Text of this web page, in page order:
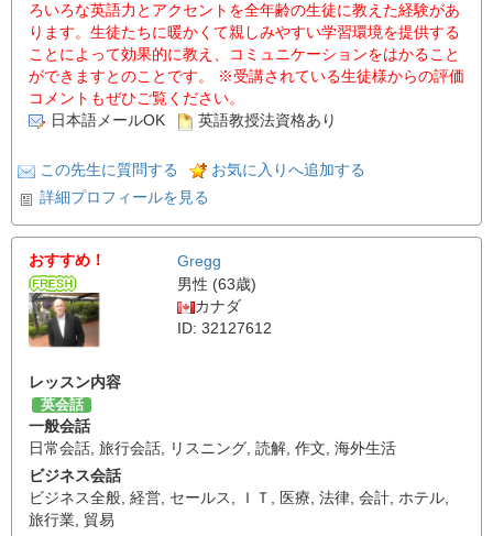
ろいろな英語力とアクセントを全年齢の生徒に教えた経験があ
ります。生徒たちに暖かくて親しみやすい学習環境を提供する
ことによって効果的に教え、コミュニケーションをはかること
ができますとのことです。 ※受講されている生徒様からの評価
コメントもぜひご覧ください。
日本語メールOK
英語教授法資格あり
この先生に質問する
お気に入りへ追加する
詳細プロフィールを見る
おすすめ！
Gregg
男性 (63歳)
カナダ
ID: 32127612
レッスン内容
英会話
一般会話
日常会話 旅行会話 リスニング 読解 作文 海外生活
ビジネス会話
ビジネス全般 経営 セールス ＩＴ 医療 法律 会計 ホテル
旅行業 貿易